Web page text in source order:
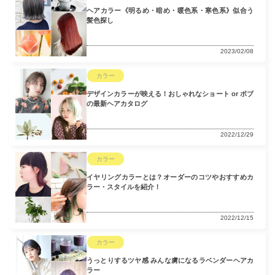
ヘアカラー《明るめ・暗め・暖色系・寒色系》似合う
髪色探し
2023/02/08
カラー
デザインカラーが映える！おしゃれなショート or ボブ
の最新ヘアカタログ
2022/12/29
カラー
イヤリングカラーとは？オーダーのコツやおすすめカ
ラー・スタイルを紹介！
2022/12/15
カラー
うっとりするツヤ感 みんな虜になるラベンダーヘアカ
ラー